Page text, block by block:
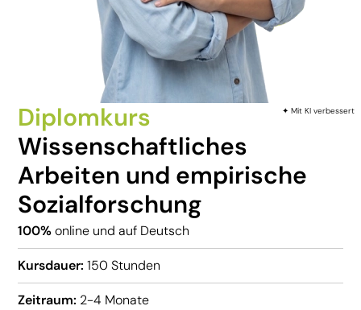
Diplomkurs
Wissenschaftliches
Arbeiten und empirische
Sozialforschung
100%online und auf Deutsch
Kursdauer: 150 Stunden
Zeitraum: 2-4 Monate
✦ Mit KI verbessert